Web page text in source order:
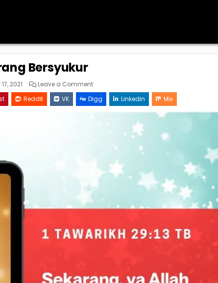
Bersyukur
2021 Leave a Commenton
Bersyukur
Reddit VK Digg Linkedin Mix